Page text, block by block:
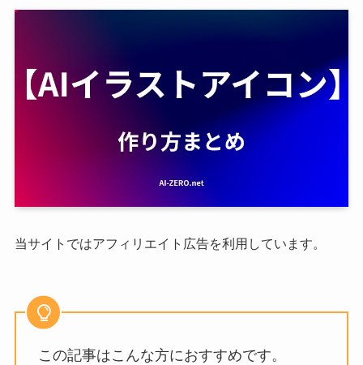
当サイトではアフィリエイト広告を利用しています。
この記事はこんな方におすすめです。